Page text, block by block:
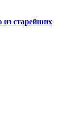
из старейших